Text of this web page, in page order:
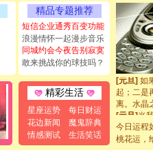
精品专题推荐
短信企业通秀百变功能
浪漫情怀一起漫步音乐
同城约会今夜告别寂寞
敢来挑战你的球技吗？
精彩生活
星座运势
每日财运
花边新闻
魔鬼辞典
情感测试
生活笑话
都要快乐
[圣诞节]
如意,快
[元旦]看
断电。爱
你是我专
[元旦]如
起；二是
离。水晶
[元旦]当
泣，这痛
卖了。水
[春节]风
今日运程
桃花运，